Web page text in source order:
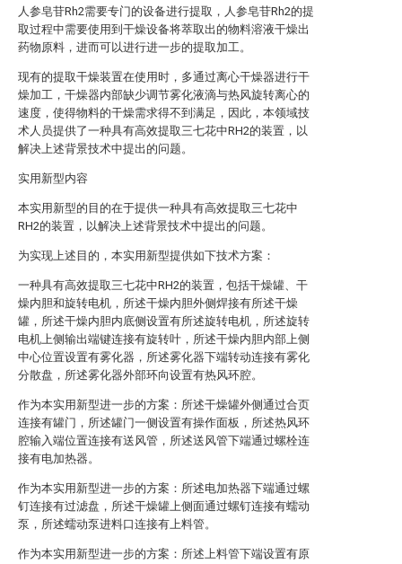
人参皂苷Rh2需要专门的设备进行提取，人参皂苷Rh2的提
取过程中需要使用到干燥设备将萃取出的物料溶液干燥出
药物原料，进而可以进行进一步的提取加工。
现有的提取干燥装置在使用时，多通过离心干燥器进行干
燥加工，干燥器内部缺少调节雾化液滴与热风旋转离心的
速度，使得物料的干燥需求得不到满足，因此，本领域技
术人员提供了一种具有高效提取三七花中RH2的装置，以
解决上述背景技术中提出的问题。
实用新型内容
本实用新型的目的在于提供一种具有高效提取三七花中
RH2的装置，以解决上述背景技术中提出的问题。
为实现上述目的，本实用新型提供如下技术方案：
一种具有高效提取三七花中RH2的装置，包括干燥罐、干
燥内胆和旋转电机，所述干燥内胆外侧焊接有所述干燥
罐，所述干燥内胆内底侧设置有所述旋转电机，所述旋转
电机上侧输出端键连接有旋转叶，所述干燥内胆内部上侧
中心位置设置有雾化器，所述雾化器下端转动连接有雾化
分散盘，所述雾化器外部环向设置有热风环腔。
作为本实用新型进一步的方案：所述干燥罐外侧通过合页
连接有罐门，所述罐门一侧设置有操作面板，所述热风环
腔输入端位置连接有送风管，所述送风管下端通过螺栓连
接有电加热器。
作为本实用新型进一步的方案：所述电加热器下端通过螺
钉连接有过滤盘，所述干燥罐上侧面通过螺钉连接有蠕动
泵，所述蠕动泵进料口连接有上料管。
作为本实用新型进一步的方案：所述上料管下端设置有原